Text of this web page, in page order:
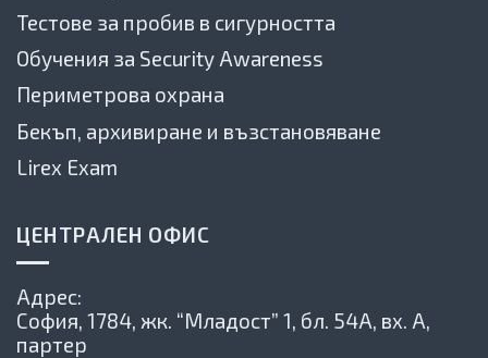
Тестове за пробив в сигурността
Обучения за Security Awareness
Периметрова охрана
Бекъп, архивиране и възстановяване
Lirex Exam
ЦЕНТРАЛЕН ОФИС
Адрес:
София, 1784, жк. “Младост” 1, бл. 54А, вх. А,
партер